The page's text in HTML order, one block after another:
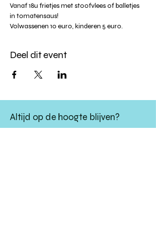
Vanaf 18u frietjes met stoofvlees of balletjes
in tomatensaus!
Volwassenen 10 euro, kinderen 5 euro.
Deel dit event
Altijd op de hoogte blijven?